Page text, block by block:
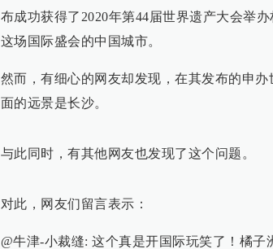
布成功获得了2020年第44届世界遗产大会举
这场国际盛会的中国城市。
然而，有细心的网友却发现，在其发布的申
面的远景是长沙。
与此同时，有其他网友也发现了这个问题。
对此，网友们留言表示：
@牛津-小裁缝: 这个真是开国际玩笑了！橘